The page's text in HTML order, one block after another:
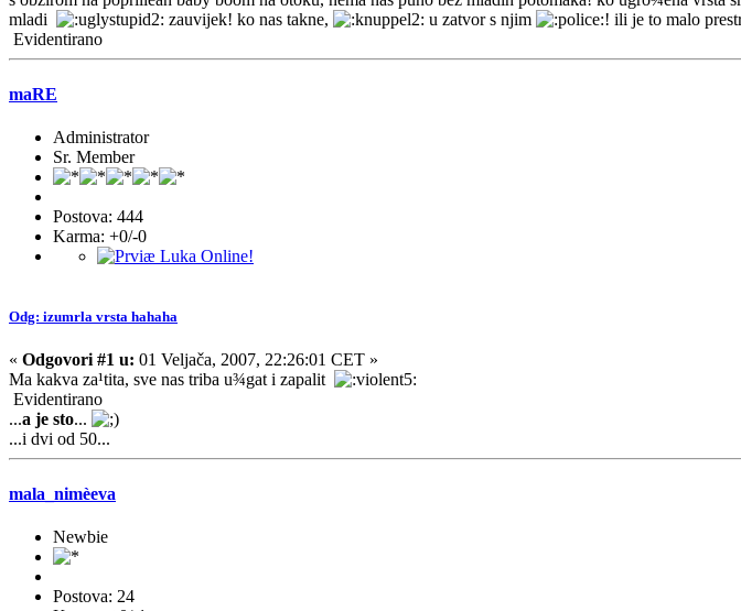
mladi
zauvijek! ko nas takne, u zatvor s njim
! ili je to malo
Evidentirano
maRE
Administrator
Sr. Member
Postova: 444
Karma: +0/-0
Odg: izumrla vrsta hahaha
« Odgovori #1 u: 01 Veljača, 2007, 22:26:01 CET »
Ma kakva za¹tita, sve nas triba u¾gat i zapalit
Evidentirano
...a je sto...
...i dvi od 50...
mala_nimèeva
Newbie
Postova: 24